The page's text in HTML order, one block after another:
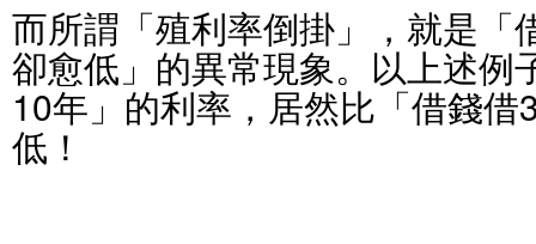
而所謂「殖利率倒掛」，就是「
卻愈低」的異常現象。以上述例
10年」的利率，居然比「借錢
低！